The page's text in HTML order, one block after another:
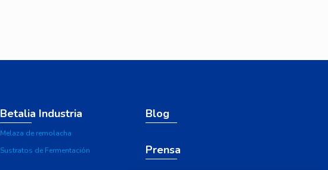
Betalia Industria
Melaza de remolacha
Sustratos de Fermentación
Blog
Prensa